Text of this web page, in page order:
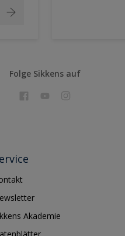
Folge Sikkens auf
Akademie